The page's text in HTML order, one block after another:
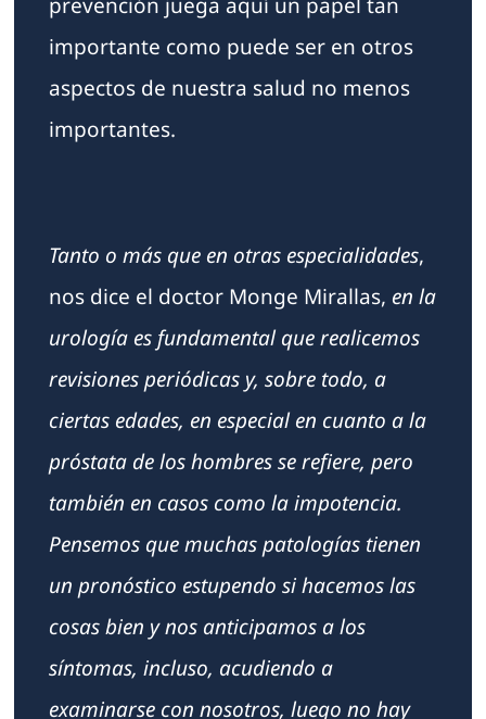
prevención juega aquí un papel tan
importante como puede ser en otros
aspectos de nuestra salud no menos
importantes.
Tanto o más que en otras especialidades,
nos dice el doctor Monge Mirallas, en la
urología es fundamental que realicemos
revisiones periódicas y, sobre todo, a
ciertas edades, en especial en cuanto a la
próstata de los hombres se refiere, pero
también en casos como la impotencia.
Pensemos que muchas patologías tienen
un pronóstico estupendo si hacemos las
cosas bien y nos anticipamos a los
síntomas, incluso, acudiendo a
examinarse con nosotros, luego no hay